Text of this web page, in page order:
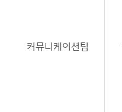
커뮤니케이션팀